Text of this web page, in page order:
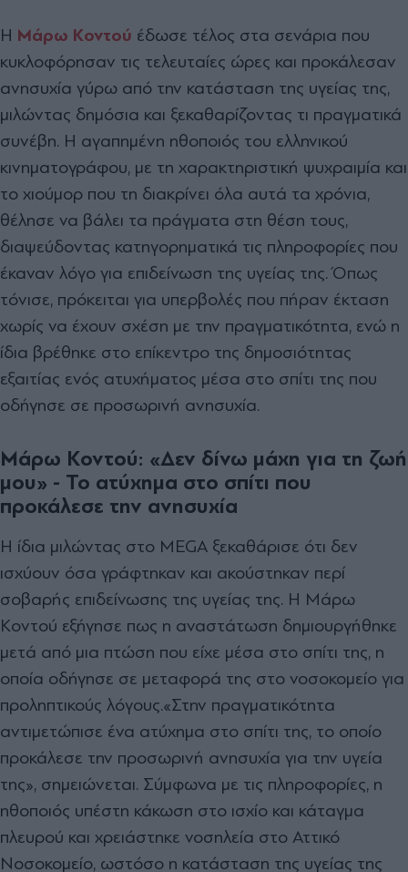
Η Μάρω Κοντού έδωσε τέλος στα σενάρια που
κυκλοφόρησαν τις τελευταίες ώρες και προκάλεσαν
ανησυχία γύρω από την κατάσταση της υγείας της,
μιλώντας δημόσια και ξεκαθαρίζοντας τι πραγματικά
συνέβη. Η αγαπημένη ηθοποιός του ελληνικού
κινηματογράφου, με τη χαρακτηριστική ψυχραιμία και
το χιούμορ που τη διακρίνει όλα αυτά τα χρόνια,
θέλησε να βάλει τα πράγματα στη θέση τους,
διαψεύδοντας κατηγορηματικά τις πληροφορίες που
έκαναν λόγο για επιδείνωση της υγείας της. Όπως
τόνισε, πρόκειται για υπερβολές που πήραν έκταση
χωρίς να έχουν σχέση με την πραγματικότητα, ενώ η
ίδια βρέθηκε στο επίκεντρο της δημοσιότητας
εξαιτίας ενός ατυχήματος μέσα στο σπίτι της που
οδήγησε σε προσωρινή ανησυχία.
Μάρω Κοντού: «Δεν δίνω μάχη για τη ζωή
μου» - Το ατύχημα στο σπίτι που
προκάλεσε την ανησυχία
Η ίδια μιλώντας στο MEGA ξεκαθάρισε ότι δεν
ισχύουν όσα γράφτηκαν και ακούστηκαν περί
σοβαρής επιδείνωσης της υγείας της. Η Μάρω
Κοντού εξήγησε πως η αναστάτωση δημιουργήθηκε
μετά από μια πτώση που είχε μέσα στο σπίτι της, η
οποία οδήγησε σε μεταφορά της στο νοσοκομείο για
προληπτικούς λόγους.«Στην πραγματικότητα
αντιμετώπισε ένα ατύχημα στο σπίτι της, το οποίο
προκάλεσε την προσωρινή ανησυχία για την υγεία
της», σημειώνεται. Σύμφωνα με τις πληροφορίες, η
ηθοποιός υπέστη κάκωση στο ισχίο και κάταγμα
πλευρού και χρειάστηκε νοσηλεία στο Αττικό
Νοσοκομείο, ωστόσο η κατάσταση της υγείας της